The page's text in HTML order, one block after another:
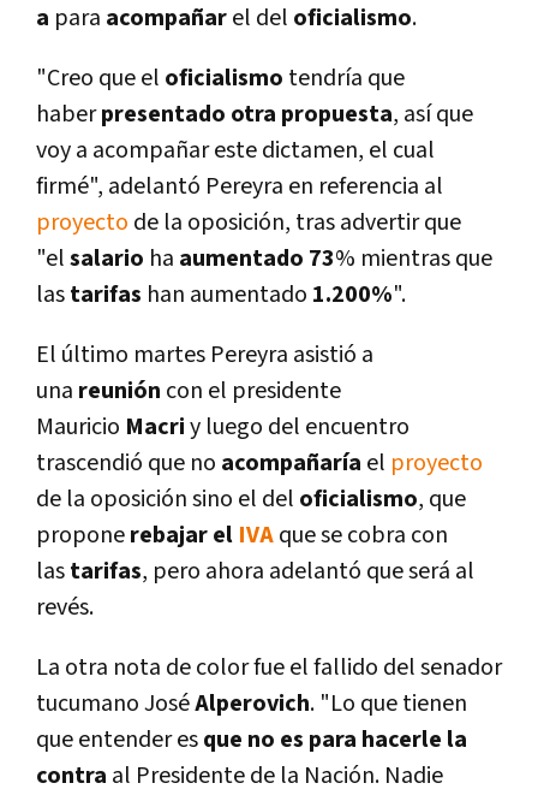
a para acompañarel del oficialismo.
"Creo que el oficialismo tendrí­a que
haberpresentado otra propuesta, así­ que
voy a acompañar este dictamen, el cual
firmé", adelantó Pereyra en referencia al
proyecto de la oposición, tras advertir que
"elsalario ha aumentado 73% mientras que
lastarifas han aumentado 1.200%".
El último martes Pereyra asistió a
una reunión con el presidente
Mauricio Macriy luego del encuentro
trascendió que no acompañarí­a el proyecto
de la oposición sino el del oficialismo, que
proponerebajar el IVAque se cobra con
lastarifas, pero ahora adelantó que será al
revés.
La otra nota de color fue el fallido del senador
tucumano JoséAlperovich. "Lo que tienen
que entender esque no es para hacerle la
contra al Presidente de la Nación. Nadie